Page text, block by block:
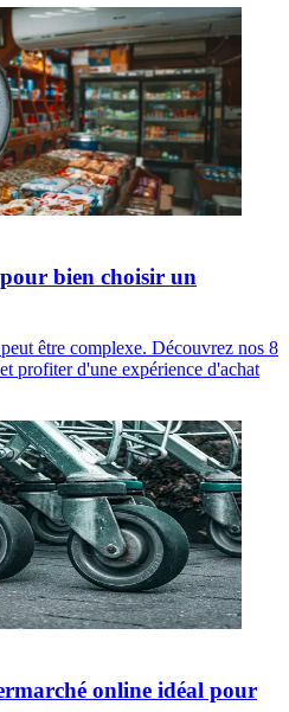
pour bien choisir un
être complexe. Découvrez nos 8
profiter d'une expérience d'achat
online idéal pour